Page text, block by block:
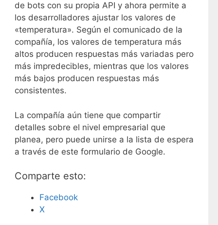
de bots con su propia API y ahora permite a
los desarrolladores ajustar los valores de
«temperatura». Según el comunicado de la
compañía, los valores de temperatura más
altos producen respuestas más variadas pero
más impredecibles, mientras que los valores
más bajos producen respuestas más
consistentes.
La compañía aún tiene que compartir
detalles sobre el nivel empresarial que
planea, pero puede unirse a la lista de espera
a través de este formulario de Google.
Comparte esto:
Facebook
X